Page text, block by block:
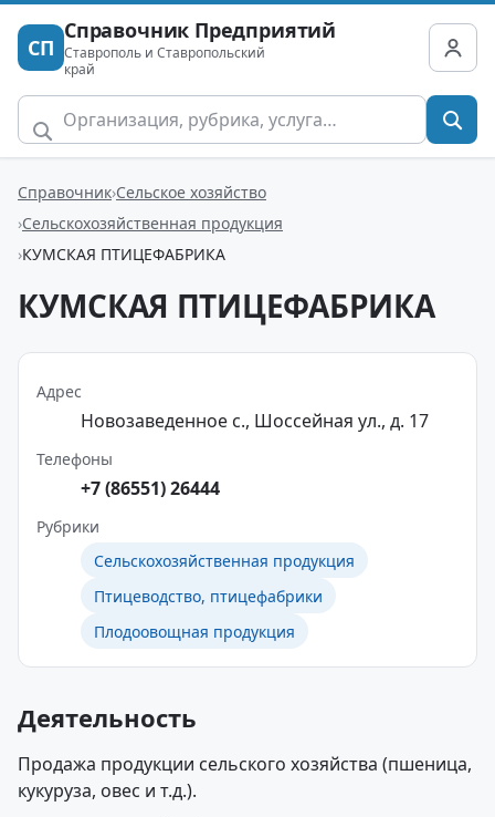
СП
Справочник Предприятий
Ставрополь и Ставропольский
край
Справочник Сельское хозяйство
Сельскохозяйственная продукция
КУМСКАЯ ПТИЦЕФАБРИКА
КУМСКАЯ ПТИЦЕФАБРИКА
Адрес
Новозаведенное с., Шоссейная ул., д. 17
Телефоны
+7 (86551) 26444
Рубрики
Сельскохозяйственная продукция
Птицеводство, птицефабрики
Плодоовощная продукция
Деятельность
Продажа продукции сельского хозяйства (пшеница,
кукуруза, овес и т.д.).